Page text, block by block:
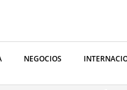
NEGOCIOS